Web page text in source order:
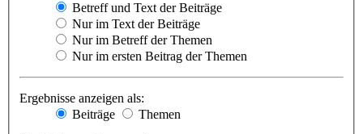
Betreff und Text der Beiträge
Nur im Text der Beiträge
Nur im Betreff der Themen
Nur im ersten Beitrag der Themen
Ergebnisse anzeigen als:
Beiträge
Themen